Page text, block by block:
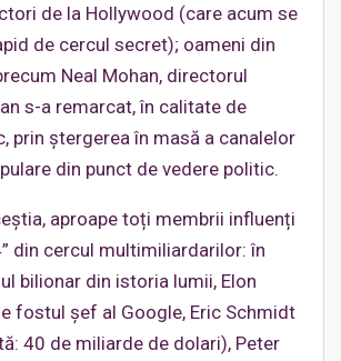
de la Hollywood (care acum se
de cercul secret); oameni din
Neal Mohan, directorul
s-a remarcat, în calitate de
prin ștergerea în masă a canalelor
din punct de vedere politic.
aproape toți membrii influenți
din cercul multimiliardarilor: în
bilionar din istoria lumii, Elon
fostul șef al Google, Eric Schmidt
40 de miliarde de dolari), Peter